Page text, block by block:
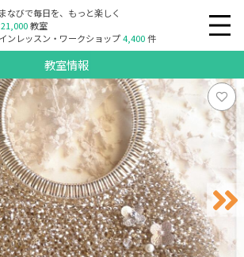
なびで毎日を、もっと楽しく
21,000教室
ンレッスン・ワークショップ4,400件
教室情報